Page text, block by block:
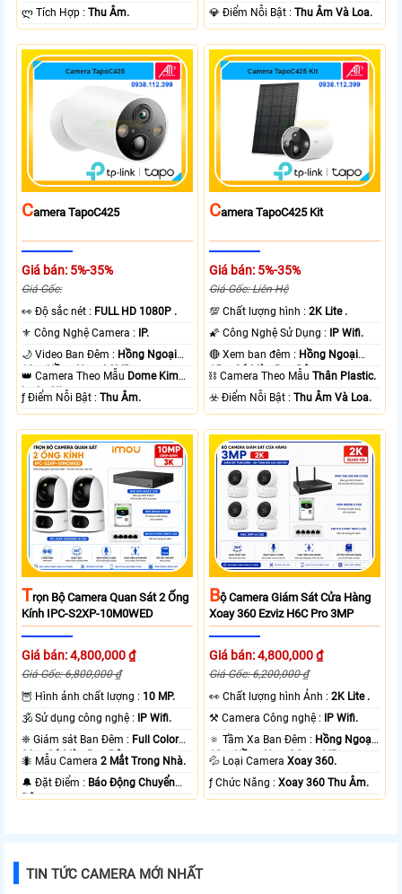
️ლ Tích Hợp :Thu Âm. ️💎 Điểm Nỗi Bật :Thu Âm Và Loa.
CAmera TapoC425
Giá bán: 5%-35%
Giá Gốc:
️👀 Độ sắc nét : FULL HD 1080P .
⚜️ Công Nghệ Camera : IP.
🌙 Video Ban Đêm : Hồng Ngoại
10m Hồng Ngoại SMD.
👑 Camera Theo Mẫu Dome Kim
loại + Nhựa.
️ƒ Điểm Nỗi Bật :Thu Âm.
CAmera TapoC425 Kit
Giá bán: 5%-35%
Giá Gốc: Liên Hệ
💯 Chất lượng hình :2K Lite .
🌠 Công Nghệ Sử Dụng : IP Wifi.
🔴 Xem ban đêm : Hồng Ngoại
15m Có Màu Ban Ðêm.
⛓ Camera Theo MẫuThân Plastic.
️☣️ Điểm Nỗi Bật :Thu Âm Và Loa.
TRọn Bộ Camera Quan Sát 2 Ống
Kính IPC-S2XP-10M0WED
Giá bán: 4,800,000 ₫
Giá Gốc: 6,800,000 ₫
🦉 Hình ảnh chất lượng : 10 MP.
🕉️ Sử dụng công nghệ : IP Wifi.
❈ Giám sát Ban Đêm : Full Color
20m Có Màu Ban Ðêm.
🐜 Mẫu Camera2 Mắt Trong Nhà.
️🔔 Đặt Điểm : Báo Động Chuyển
Động.
BỘ Camera Giám Sát Cửa Hàng
Xoay 360 Ezviz H6C Pro 3MP
Giá bán: 4,800,000 ₫
Giá Gốc: 6,200,000 ₫
️👀 Chất lượng hình Ảnh :2K Lite .
⚒ Camera Công nghệ : IP Wifi.
🔅 Tầm Xa Ban Đêm : Hồng Ngoại
10m Hồng Ngoại Smart IR.
💦 Loại CameraXoay 360.
️ƒ Chức Năng :Xoay 360 Thu Âm.
TIN TỨC CAMERA MỚI NHẤT